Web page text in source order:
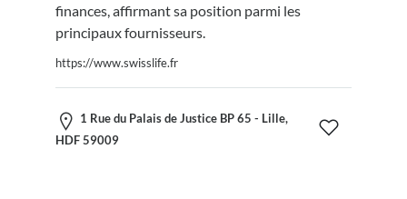
finances, affirmant sa position parmi les
principaux fournisseurs.
https://www.swisslife.fr
1 Rue du Palais de Justice BP 65 - Lille,
HDF 59009